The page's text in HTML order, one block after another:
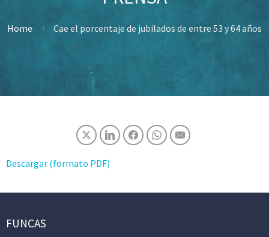
Home Cae el porcentaje de jubilados de entre 53 y 64 años
Descargar (formato PDF)
FUNCAS